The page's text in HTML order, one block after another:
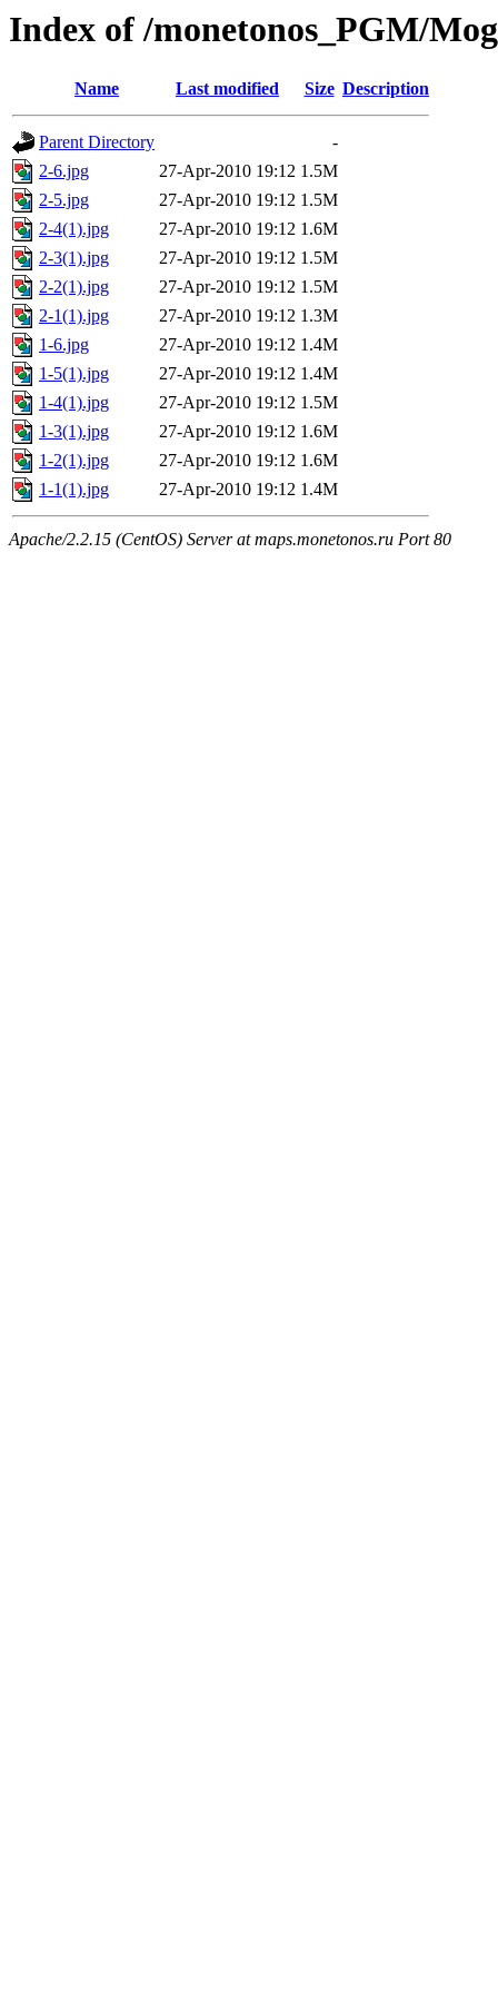
Index of /monetonos_PGM/
Name Last modified Size Description
Parent Directory
-
2-6.jpg
27-Apr-2010 19:12 1.5M
2-5.jpg
27-Apr-2010 19:12 1.5M
2-4(1).jpg
27-Apr-2010 19:12 1.6M
2-3(1).jpg
27-Apr-2010 19:12 1.5M
2-2(1).jpg
27-Apr-2010 19:12 1.5M
2-1(1).jpg
27-Apr-2010 19:12 1.3M
1-6.jpg
27-Apr-2010 19:12 1.4M
1-5(1).jpg
27-Apr-2010 19:12 1.4M
1-4(1).jpg
27-Apr-2010 19:12 1.5M
1-3(1).jpg
27-Apr-2010 19:12 1.6M
1-2(1).jpg
27-Apr-2010 19:12 1.6M
1-1(1).jpg
27-Apr-2010 19:12 1.4M
Apache/2.2.15 (CentOS) Server at maps.monetonos.ru Port 80